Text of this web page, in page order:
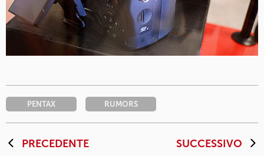
PENTAX RUMORS
PRECEDENTE SUCCESSIVO